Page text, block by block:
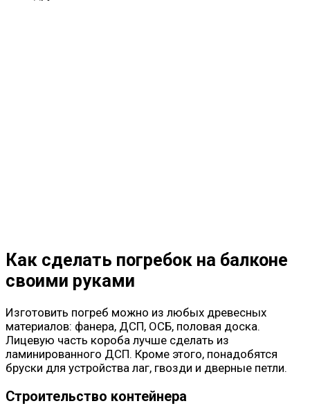
Как сделать погребок на балконе
своими руками
Изготовить погреб можно из любых древесных
материалов: фанера, ДСП, ОСБ, половая доска.
Лицевую часть короба лучше сделать из
ламинированного ДСП. Кроме этого, понадобятся
бруски для устройства лаг, гвозди и дверные петли.
Строительство контейнера